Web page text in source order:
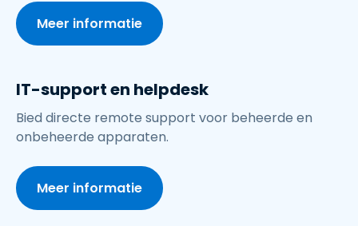
Meer informatie
IT-support en helpdesk
Bied directe remote support voor beheerde en
onbeheerde apparaten.
Meer informatie